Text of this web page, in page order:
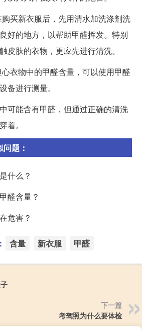
买新衣服后，先用清水加洗涤剂洗
好的地方，以帮助甲醛挥发。特别
皮肤的衣物，更应先进行清洗。
衣物中的甲醛含量，可以使用甲醛
备进行测量。
可能含有甲醛，但通过正确的清洗
着。
题：
什么？
醛含量？
危害？
含量 新衣服 甲醛
下一篇
考驾照为什么要体检